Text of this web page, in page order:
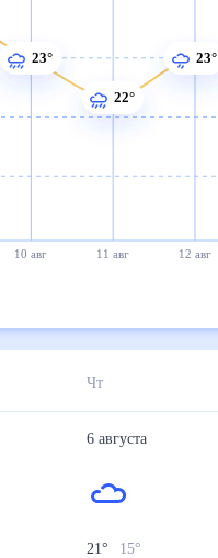
10 авг 11 авг 12 авг
23°
22°
23°
Чт
6 августа
21° 15°